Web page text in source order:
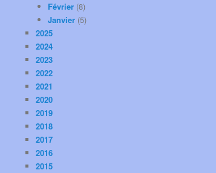
Février (8)
Janvier (5)
2025
2024
2023
2022
2021
2020
2019
2018
2017
2016
2015